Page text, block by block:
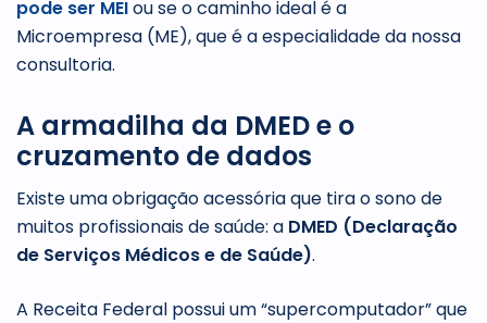
pode ser MEIou se o caminho ideal é a
Microempresa (ME), que é a especialidade da nossa
consultoria.
A armadilha da DMED e o
cruzamento de dados
Existe uma obrigação acessória que tira o sono de
muitos profissionais de saúde: a DMED (Declaração
de Serviços Médicos e de Saúde).
A Receita Federal possui um “supercomputador” que